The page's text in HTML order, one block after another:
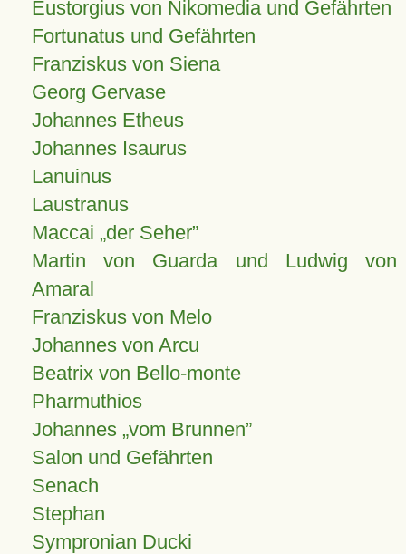
Eustorgius von Nikomedia und Gefährten
Fortunatus und Gefährten
Franziskus von Siena
Georg Gervase
Johannes Etheus
Johannes Isaurus
Lanuinus
Laustranus
Maccai „der Seher”
Martin von Guarda und Ludwig von
Amaral
Franziskus von Melo
Johannes von Arcu
Beatrix von Bello-monte
Pharmuthios
Johannes vom Brunnen
Salon und Gefährten
Senach
Stephan
Sympronian Ducki